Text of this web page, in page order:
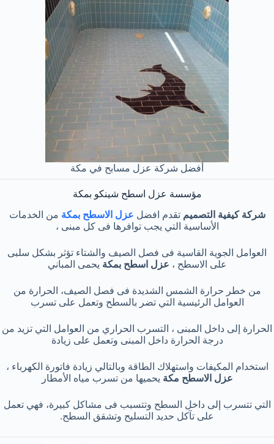
أفضل شركة عزل مسابح في مكة
مؤسسة عزل اسطح شينكو بمكة
شركة كيفية التصميم تقدم افضل عزل الاسطح بمكة من الخدمات
الأساسية التي يجب توافرها فى كل مبنى ،
العوامل الجوية القاسية فى فصل الصيف والشتاء تؤثر بشكل سلبى
على الاسطح ، عزل اسطح بمكة يحمى المباني
من خطر حرارة الشمس الشديدة فى فصل الصيف، الحرارة من
العوامل الرئيسية التي تضر بالسطح وتعمل على تسرب
الحرارة إلى داخل المبنى ، التسرب الحراري من العوامل التي تزيد من
درجة الحرارة داخل المبنى وتعمل على زيادة
استخدام المكيفات واستهلاك الطاقة وبالتالي زيادة فاتورة الكهرباء ،
عزل الاسطح مكة يحميها من تسرب مياه الأمطار
التي تتسرب إلى داخل السطح وتتسبب فى مشاكل كبيرة، فهي تعمل
على تآكل حديد التسليح وتشقق السطح.